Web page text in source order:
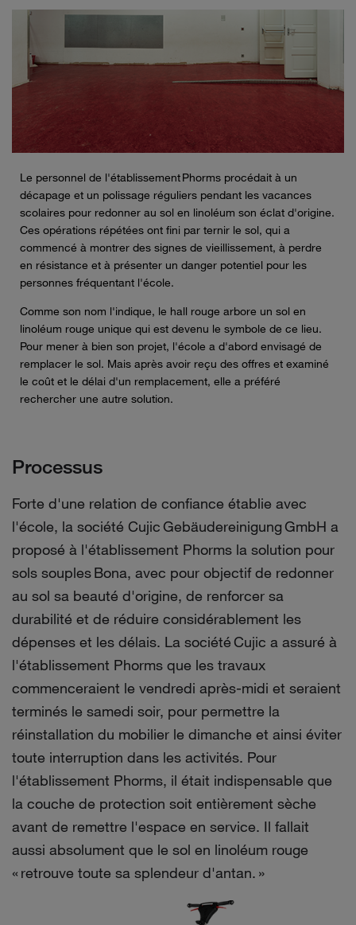
Le personnel de l'établissement Phorms procédait à un
décapage et un polissage réguliers pendant les vacances
scolaires pour redonner au sol en linoléum son éclat d'origine.
Ces opérations répétées ont fini par ternir le sol, qui a
commencé à montrer des signes de vieillissement, à perdre
en résistance et à présenter un danger potentiel pour les
personnes fréquentant l'école.
Comme son nom l'indique, le hall rouge arbore un sol en
linoléum rouge unique qui est devenu le symbole de ce lieu.
Pour mener à bien son projet, l'école a d'abord envisagé de
remplacer le sol. Mais après avoir reçu des offres et examiné
le coût et le délai d'un remplacement, elle a préféré
rechercher une autre solution.
Processus
Forte d'une relation de confiance établie avec
l'école, la société Cujic Gebäudereinigung GmbH a
proposé à l'établissement Phorms la solution pour
sols souples Bona, avec pour objectif de redonner
au sol sa beauté d'origine, de renforcer sa
durabilité et de réduire considérablement les
dépenses et les délais. La société Cujic a assuré à
l'établissement Phorms que les travaux
commenceraient le vendredi après-midi et seraient
terminés le samedi soir, pour permettre la
réinstallation du mobilier le dimanche et ainsi éviter
toute interruption dans les activités. Pour
l'établissement Phorms, il était indispensable que
la couche de protection soit entièrement sèche
avant de remettre l'espace en service. Il fallait
aussi absolument que le sol en linoléum rouge
« retrouve toute sa splendeur d'antan. »